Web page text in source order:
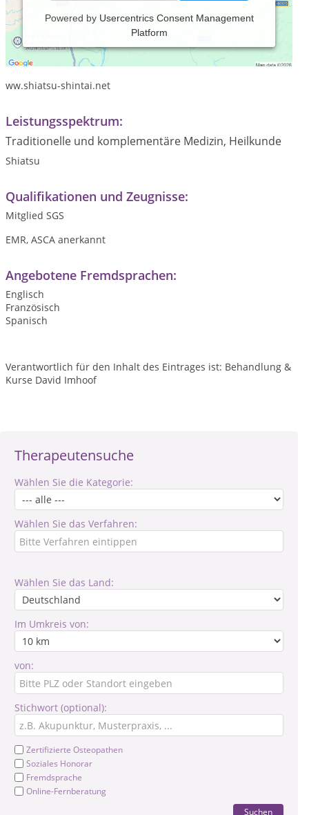
Therapeutensuche
Wählen Sie die Kategorie:
Wählen Sie das Verfahren:
Wählen Sie das Land:
Im Umkreis von:
von:
Stichwort (optional):
Zertifizierte Osteopathen
Soziales Honorar
Fremdsprache
Online-Fernberatung
Suchen
Powered by Usercentrics Consent Management
Platform
Praxiszeiten:
www.shintai.ch
ww.shiatsu-shintai.net
Leistungsspektrum:
Traditionelle und komplementäre Medizin, Heilkunde
Shiatsu
Qualifikationen und Zeugnisse:
Mitglied SGS
EMR, ASCA anerkannt
Angebotene Fremdsprachen:
Englisch
Französisch
Spanisch
Verantwortlich für den Inhalt des Eintrages ist: Behandlung &
Kurse David Imhoof